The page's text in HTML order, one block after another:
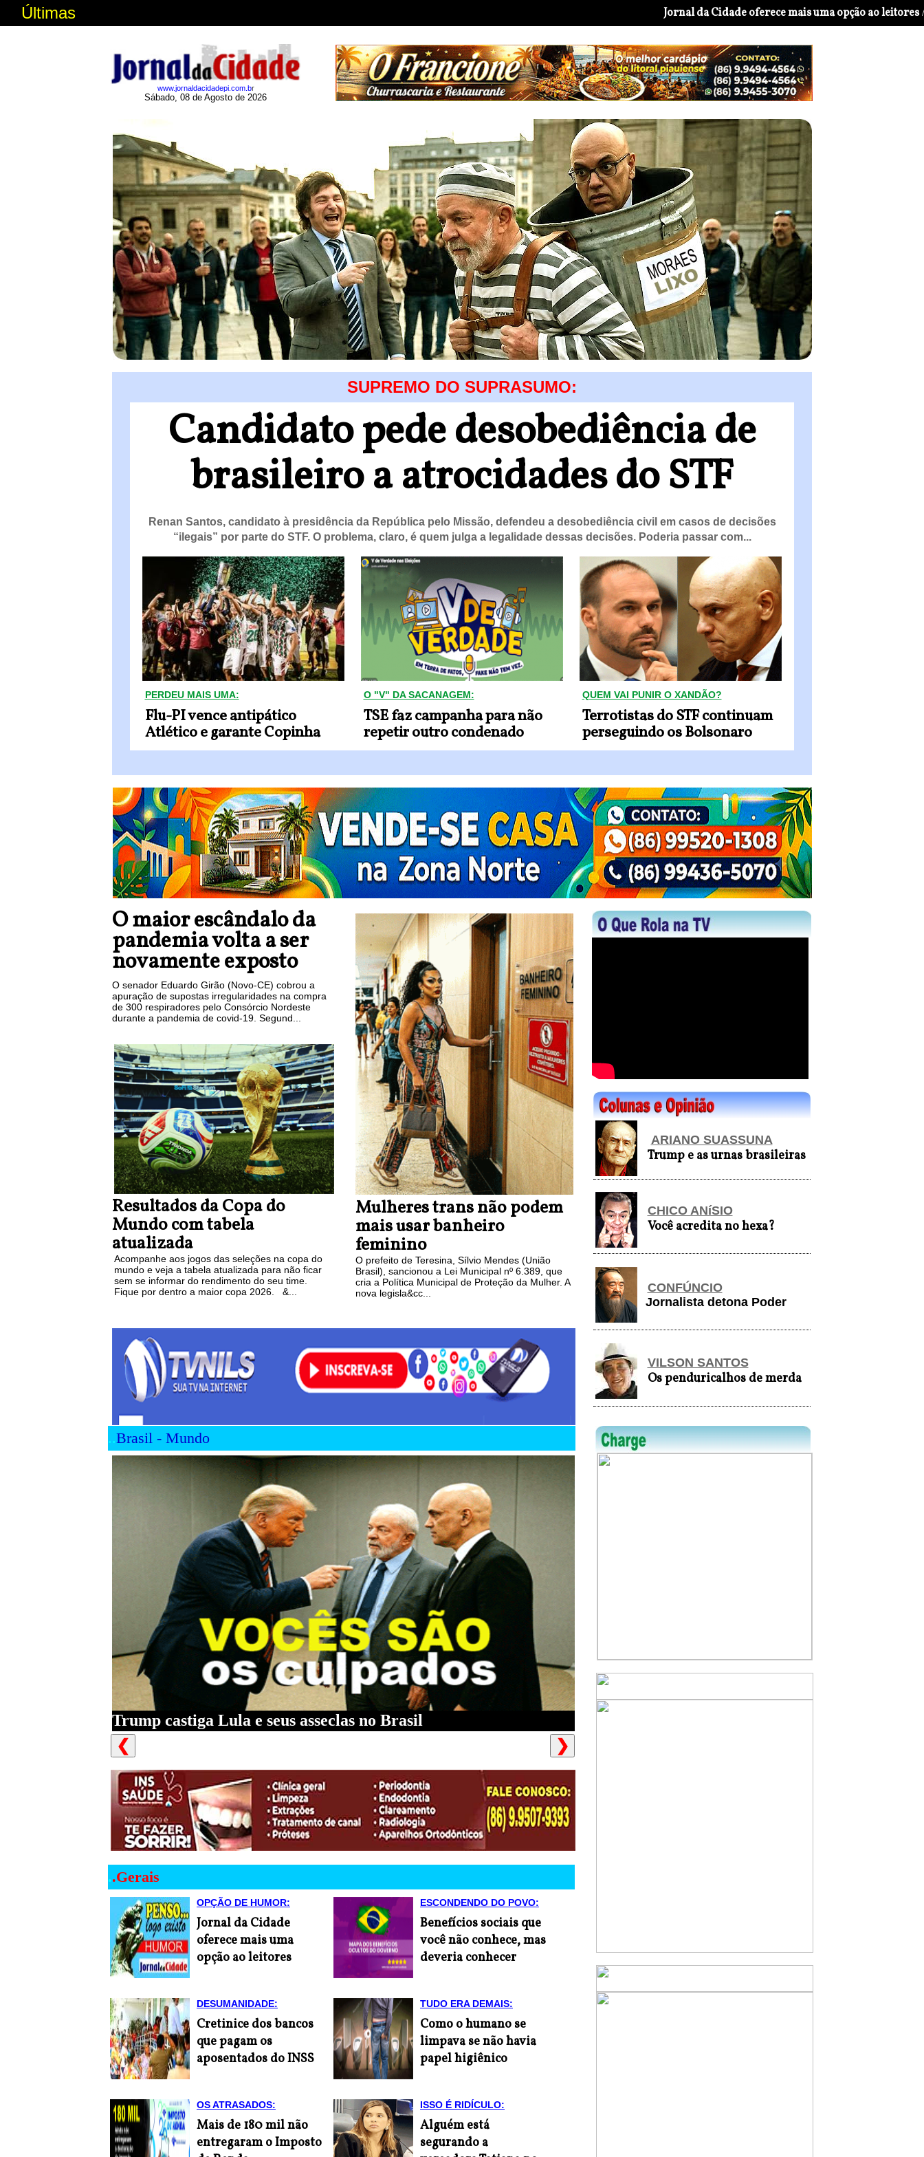
Últimas Jornal da Cidade oferece mais uma opção ao leitores//
www.jornaldacidadepi.com.br
Sábado, 08 de Agosto de 2026
SUPREMO DO SUPRASUMO:
Candidato pede desobediência de
brasileiro a atrocidades do STF
Renan Santos, candidato à presidência da República pelo Missão, defendeu a desobediência civil em casos de decisões
“ilegais” por parte do STF. O problema, claro, é quem julga a legalidade dessas decisões. Poderia passar com...
PERDEU MAIS UMA:
Flu-PI vence antipático
Atlético e garante Copinha
O "V" DA SACANAGEM:
TSE faz campanha para não
repetir outro condenado
QUEM VAI PUNIR O XANDÃO?
Terrotistas do STF continuam
perseguindo os Bolsonaro
O maior escândalo da
pandemia volta a ser
novamente exposto
O senador Eduardo Girão (Novo-CE) cobrou a
apuração de supostas irregularidades na compra
de 300 respiradores pelo Consórcio Nordeste
durante a pandemia de covid-19. Segund...
Resultados da Copa do
Mundo com tabela
atualizada
Acompanhe aos jogos das seleções na copa do
mundo e veja a tabela atualizada para não ficar
sem se informar do rendimento do seu time.
Fique por dentro a maior copa 2026. &...
Mulheres trans não podem
mais usar banheiro
feminino
O prefeito de Teresina, Sílvio Mendes (União
Brasil), sancionou a Lei Municipal nº 6.389, que
cria a Política Municipal de Proteção da Mulher. A
nova legisla&cc...
ARIANO SUASSUNA
Trump e as urnas brasileiras
CHICO ANíSIO
Você acredita no hexa?
CONFÚNCIO
Jornalista detona Poder
VILSON SANTOS
Os penduricalhos de merda
..Brasil - Mundo
Trump castiga Lula e seus asseclas no Brasil
❮ ❯
..Gerais
OPÇÃO DE HUMOR:
Jornal da Cidade
oferece mais uma
opção ao leitores
ESCONDENDO DO POVO:
Benefícios sociais que
você não conhece, mas
deveria conhecer
DESUMANIDADE:
Cretinice dos bancos
que pagam os
aposentados do INSS
TUDO ERA DEMAIS:
Como o humano se
limpava se não havia
papel higiênico
OS ATRASADOS:
Mais de 180 mil não
entregaram o Imposto
ISSO É RIDÍCULO:
Alguém está
segurando a